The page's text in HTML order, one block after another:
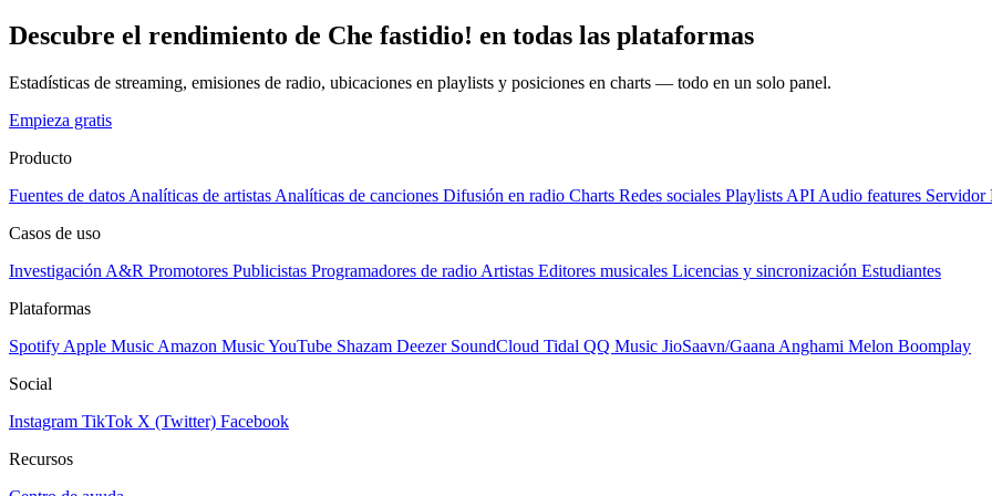
Descubre el rendimiento de Che fastidio! en todas las plataformas
Estadísticas de streaming, emisiones de radio, ubicaciones en playlists y posiciones en charts — todo en un solo panel.
Empieza gratis
Producto
Fuentes de datos Analíticas de artistas Analíticas de canciones Difusión en radio Charts Redes sociales Playlists API Audio features Servidor
Casos de uso
Investigación A&R Promotores Publicistas Programadores de radio Artistas Editores musicales Licencias y sincronización Estudiantes
Plataformas
Spotify Apple Music Amazon MusicYouTube Shazam Deezer SoundCloud Tidal QQ Music JioSaavn/Gaana Anghami Melon Boomplay
Social
Instagram TikTok X (Twitter) Facebook
Recursos